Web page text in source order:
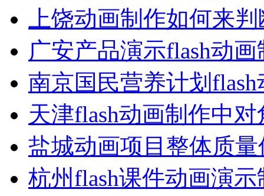
上饶动画制作如何来
广安产品演示flash动
南京国民营养计划
天津flash动画制作中
盐城动画项目整体质
杭州flash课件动画演